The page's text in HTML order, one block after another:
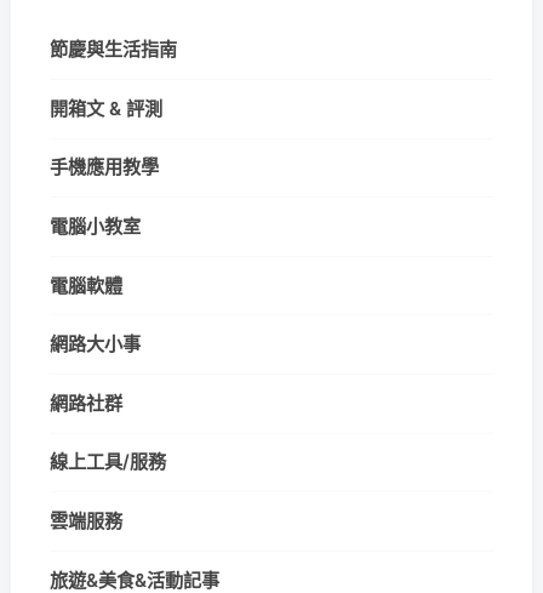
節慶與生活指南
開箱文 & 評測
手機應用教學
電腦小教室
電腦軟體
網路大小事
網路社群
線上工具/服務
雲端服務
旅遊&美食&活動記事